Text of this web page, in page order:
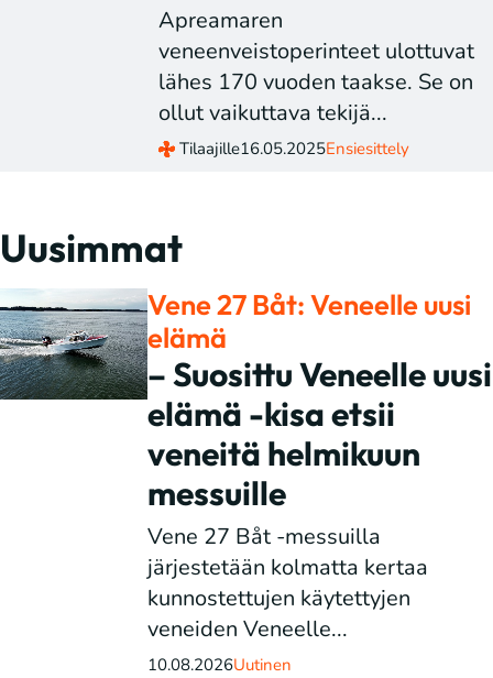
Apreamaren
veneenveistoperinteet ulottuvat
lähes 170 vuoden taakse. Se on
ollut vaikuttava tekijä...
Tilaajille16.05.2025Ensiesittely
Uusimmat
Vene 27 Båt: Veneelle uusi
elämä
– Suosittu Veneelle uusi
elämä -kisa etsii
veneitä helmikuun
messuille
Vene 27 Båt -messuilla
järjestetään kolmatta kertaa
kunnostettujen käytettyjen
veneiden Veneelle...
10.08.2026Uutinen